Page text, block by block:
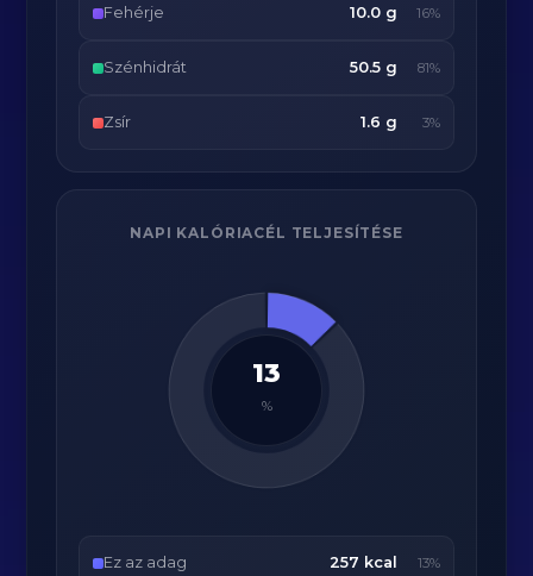
Fehérje 10.0 g 16%
Szénhidrát 50.5 g 81%
Zsír 1.6 g 3%
NAPI KALÓRIACÉL TELJESÍTÉSE
13
%
Ez az adag 257 kcal 13%